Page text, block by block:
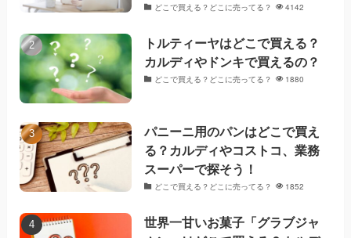
どこで買える？どこに売ってる？ 4142
トルティーヤはどこで買える？
カルディやドンキで買えるの？
どこで買える？どこに売ってる？ 1880
パニーニ用のパンはどこで買え
る？カルディやコストコ、業務
スーパーで探そう！
どこで買える？どこに売ってる？ 1852
世界一甘いお菓子「グラブジャ